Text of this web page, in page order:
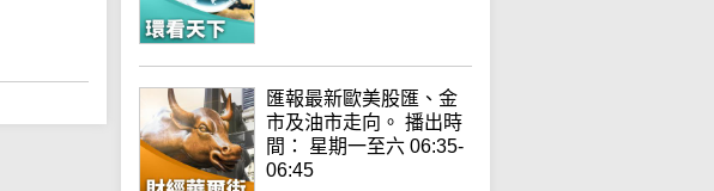
匯報最新歐美股匯、金
市及油市走向。 播出時
間： 星期一至六 06:35-
06:45